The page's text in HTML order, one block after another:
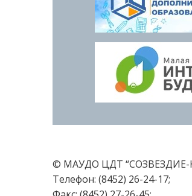
© МАУДО ЦДТ “СОЗВЕЗДИЕ-
Телефон: (8452) 26-24-17;